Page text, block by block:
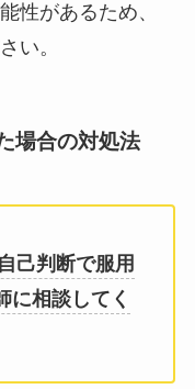
性があるため、
い。
場合の対処法
己判断で服用
に相談してく